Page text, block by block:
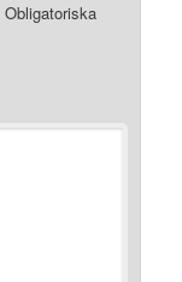
Obligatoriska